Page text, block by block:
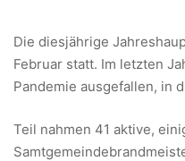
Die diesjährige
Februar statt. Im letzten
Pandemie ausgefallen, in
Teil nahmen 41 aktive,